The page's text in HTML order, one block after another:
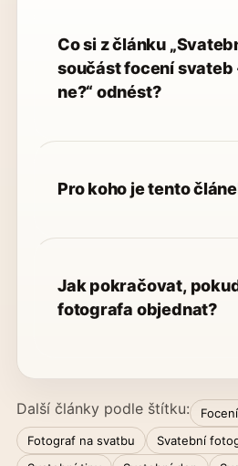
Co si z článku
součást focení svateb
ne?“ odnést?
Pro koho je tento
Jak pokračovat,
fotografa objednat?
Další články podle štítku:
Fotograf na svatbu
Svatební